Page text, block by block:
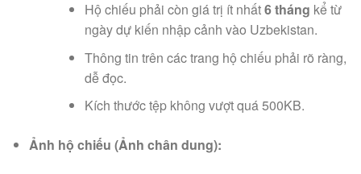
Hộ chiếu phải còn giá trị ít nhất6 tháng kể từ
ngày dự kiến nhập cảnh vào Uzbekistan.
Thông tin trên các trang hộ chiếu phải rõ ràng,
dễ đọc.
Kích thước tệp không vượt quá 500KB.
Ảnh hộ chiếu (Ảnh chân dung):